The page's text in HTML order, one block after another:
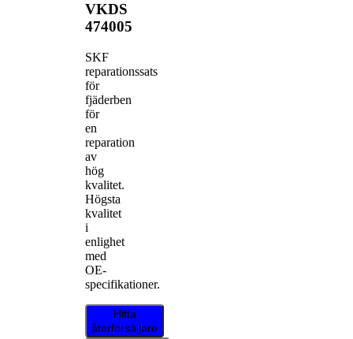
VKDS
474005
SKF
reparationssats
för
fjäderben
för
en
reparation
av
hög
kvalitet.
Högsta
kvalitet
i
enlighet
med
OE-
specifikationer.
Hitta
återförsäljare